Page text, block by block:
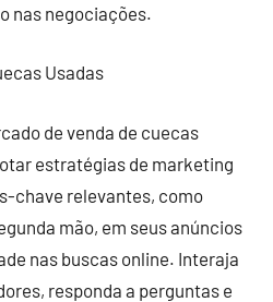
nas negociações.
Usadas
de venda de cuecas
estratégias de marketing
chave relevantes, como
mão, em seus anúncios
nas buscas online. Interaja
responda a perguntas e